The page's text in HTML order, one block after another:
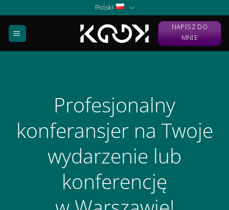
content
Polski
NAPISZ DO
MNIE
Profesjonalny
konferansjer na Twoje
wydarzenie lub
konferencję